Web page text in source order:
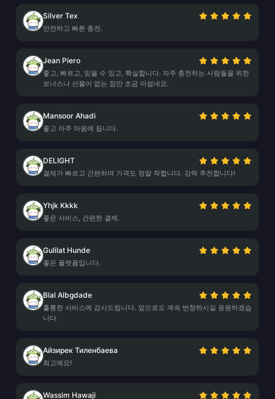
Silver Tex
안전하고 빠른 충전.
Jean Piero
좋고, 빠르고, 믿을 수 있고, 확실합니다. 자주 충전하는 사람들을 위한
보너스나 선물이 없는 점만 조금 아쉽네요.
Mansoor Ahadi
좋고 아주 마음에 듭니다.
DELIGHT
결제가 빠르고 간편하며 가격도 정말 착합니다. 강력 추천합니다!
Yhjk Kkkk
좋은 서비스, 간편한 결제.
Gulilat Hunde
좋은 플랫폼입니다.
Blal Albgdade
훌륭한 서비스에 감사드립니다. 앞으로도 계속 번창하시길 응원하겠습
니다.
Айзирек Тиленбаева
최고예요!
Wassim Hawaji